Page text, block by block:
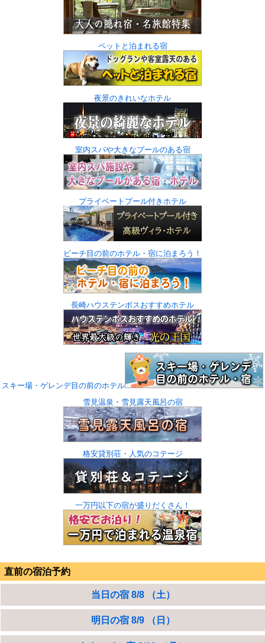
ペットと泊まれる宿
夜景のきれいなホテル
室内スパや大きなプールのある宿
プライベートプール付きホテル
ビーチ目の前のホテル・宿に泊まろう！
長崎ハウステンボスおすすめホテル
スキー場・ゲレンデ目の前のホテル
雪見温泉・雪見露天風呂の宿
格安貸別荘・人気のコテージ
一万円以下の宿が盛りだくさん！
直前の宿泊予約
当日の宿 8/8 （土）
明日の宿 8/9 （日）